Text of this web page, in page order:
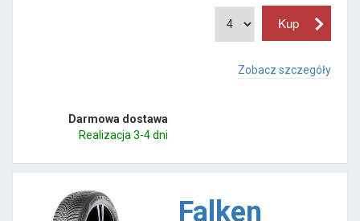
Zobacz szczegóły
Darmowa dostawa
Realizacja 3-4 dni
Falken